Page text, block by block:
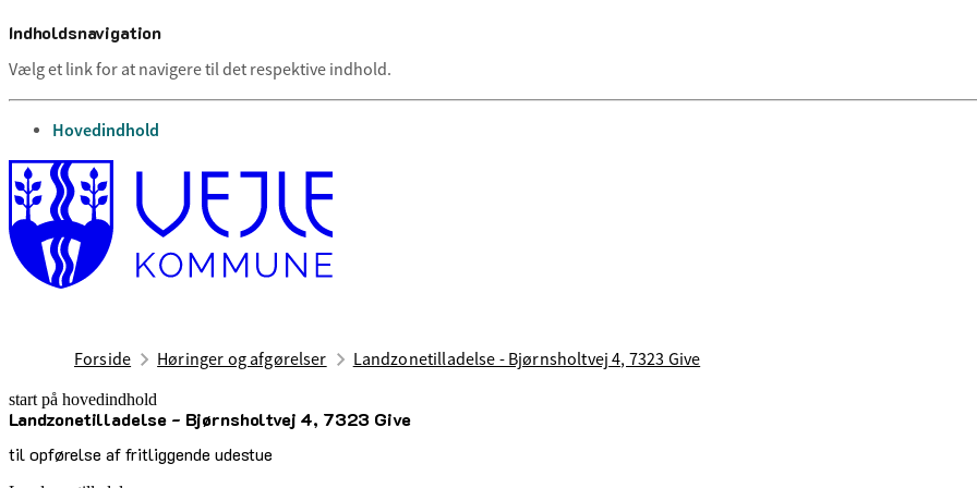
Indholdsnavigation
Vælg et link for at navigere til det respektive indhold.
gå til
Hovedindhold
Forside Høringer og afgørelser Landzonetilladelse - Bjørnsholtvej 4, 7323 Give
start på hovedindhold
Landzonetilladelse - Bjørnsholtvej 4, 7323 Give
til opførelse af fritliggende udestue
senest opdateret 29. maj 2026